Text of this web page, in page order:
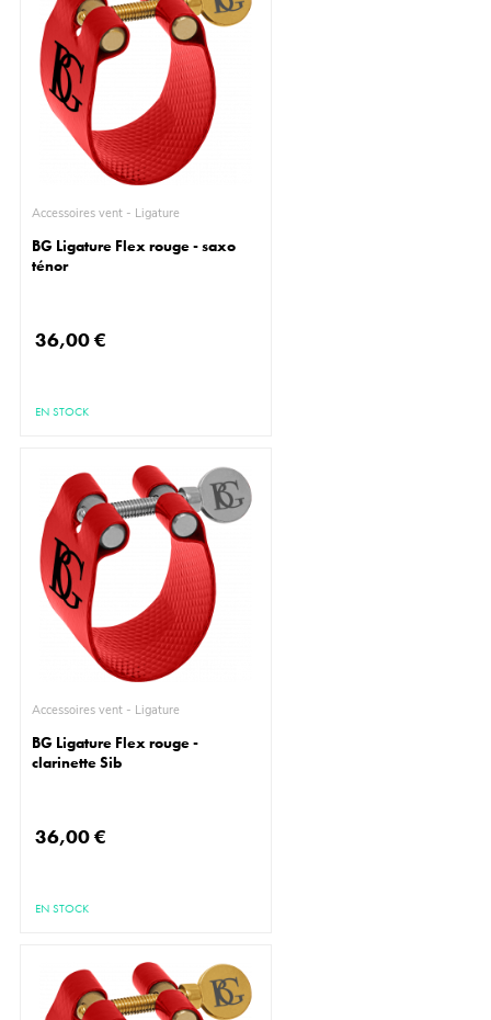
Accessoires vent - Ligature
BG Ligature Flex rouge - saxo
ténor
36,00 €
EN STOCK
Accessoires vent - Ligature
BG Ligature Flex rouge -
clarinette Sib
36,00 €
EN STOCK